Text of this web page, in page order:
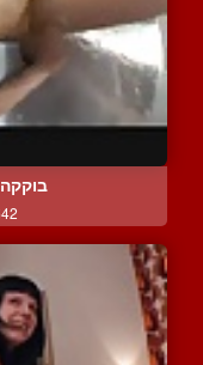
7642